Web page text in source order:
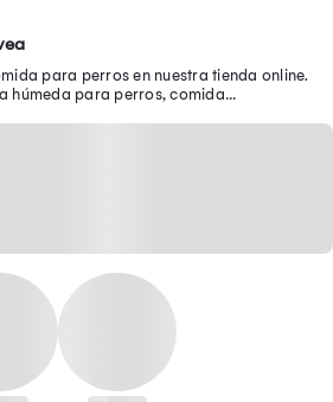
para perros en nuestra tienda online.
húmeda para perros, comida